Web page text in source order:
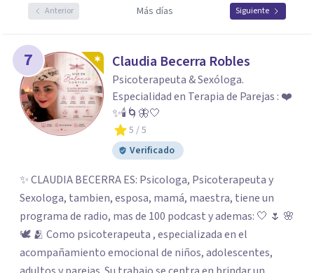
Anterior Más días Siguiente
7 Claudia Becerra Robles
Psicoterapeuta & Sexóloga.
Especialidad en Terapia de Parejas : ❤️
✨🕯️🌀🦋🤍
5 / 5
Verificado
✨ CLAUDIA BECERRA ES: Psicologa, Psicoterapeuta y
Sexologa, tambien, esposa, mamá, maestra, tiene un
programa de radio, mas de 100 podcast y ademas: 🤍 🌷 🌸
🕊️ 🫂 Como psicoterapeuta , especializada en el
acompañamiento emocional de niños, adolescentes,